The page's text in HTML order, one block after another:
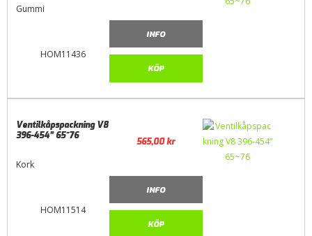
HOM11436
Gummi
INFO
KÖP
HOM11514
Ventilkåpspackning V8
396-454” 65~76
Kork
565,00kr
INFO
KÖP